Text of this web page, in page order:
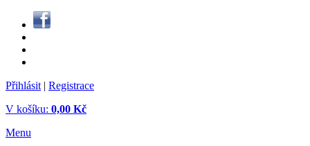
Přihlásit | Registrace
V košíku: 0,00 Kč
Menu